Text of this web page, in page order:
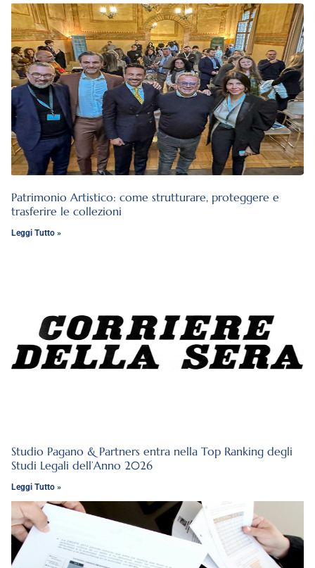
Patrimonio Artistico: come strutturare, proteggere e
trasferire le collezioni
Leggi Tutto »
Studio Pagano & Partners entra nella Top Ranking degli
Studi Legali dell’Anno 2026
Leggi Tutto »